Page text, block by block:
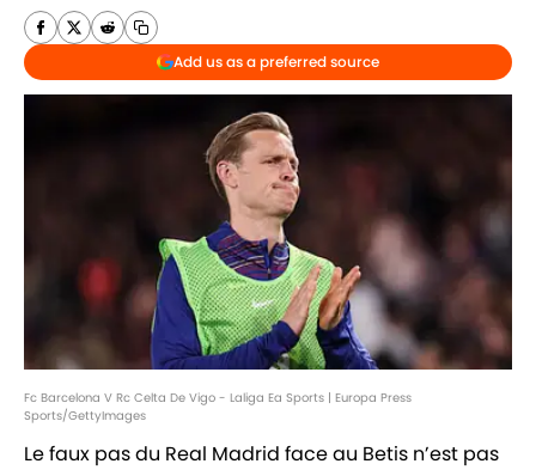
Add us as a preferred source
Fc Barcelona V Rc Celta De Vigo - Laliga Ea Sports | Europa Press
Sports/GettyImages
Le faux pas du Real Madrid face au Betis n’est pas